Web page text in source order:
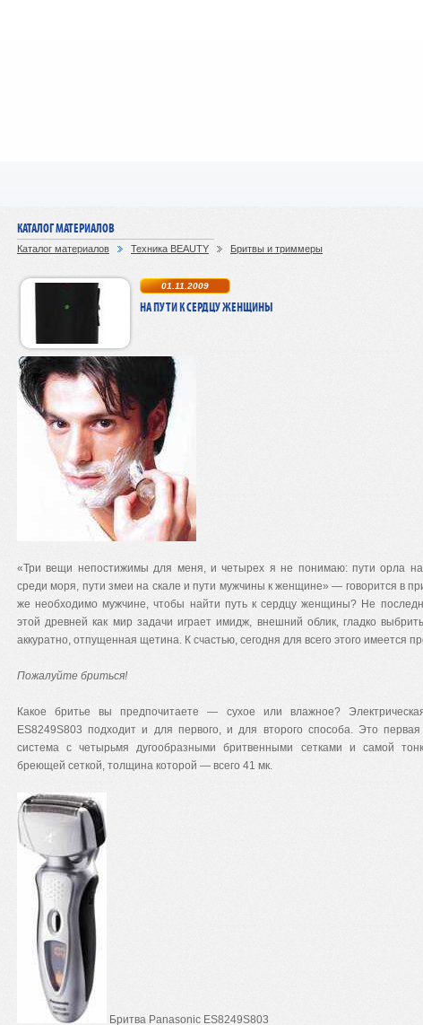
КАТАЛОГ МАТЕРИАЛОВ
Каталог материалов Техника BEAUTY Бритвы и триммеры
01.11.2009
НА ПУТИ К СЕРДЦУ ЖЕНЩИНЫ
«Три вещи непостижимы для меня, и четырех я не понимаю: пути орла на
среди моря, пути змеи на скале и пути мужчины к женщине» — говорится в
же необходимо мужчине, чтобы найти путь к сердцу женщины? Не
этой древней как мир задачи играет имидж, внешний облик, гладко
аккуратно, отпущенная щетина. К счастью, сегодня для всего этого имеется
Пожалуйте бриться!
Какое бритье вы предпочитаете — сухое или влажное?
ES8249S803 подходит и для первого, и для второго способа. Это
система с четырьмя дугообразными бритвенными сетками и самой
бреющей сеткой, толщина которой — всего 41 мк.
Бритва Panasonic ES8249S803